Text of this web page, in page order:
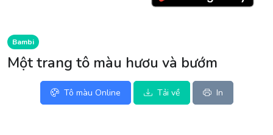
Bambi
Một trang tô màu hươu và bướm
Tô màu Online Tải về In